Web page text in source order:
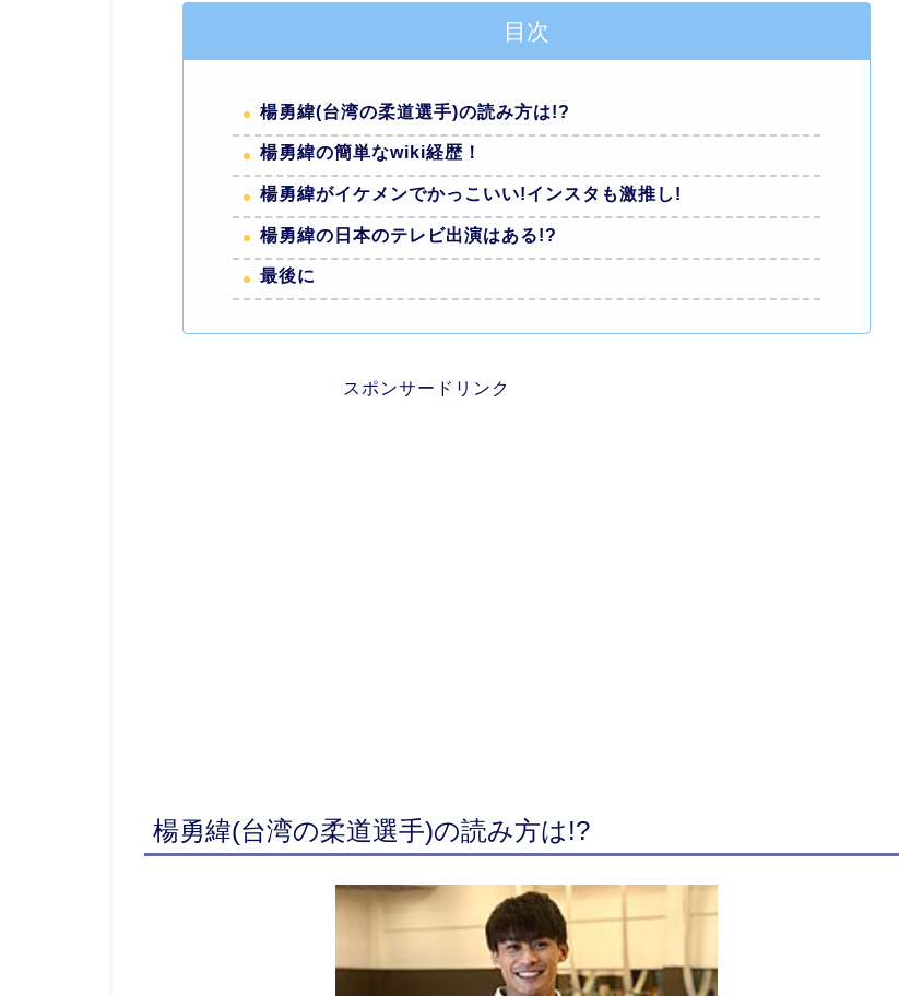
目次
楊勇緯(台湾の柔道選手)の読み方は!?
楊勇緯の簡単なwiki経歴！
楊勇緯がイケメンでかっこいい!インスタも激推し!
楊勇緯の日本のテレビ出演はある!?
最後に
スポンサードリンク
楊勇緯(台湾の柔道選手)の読み方は!?